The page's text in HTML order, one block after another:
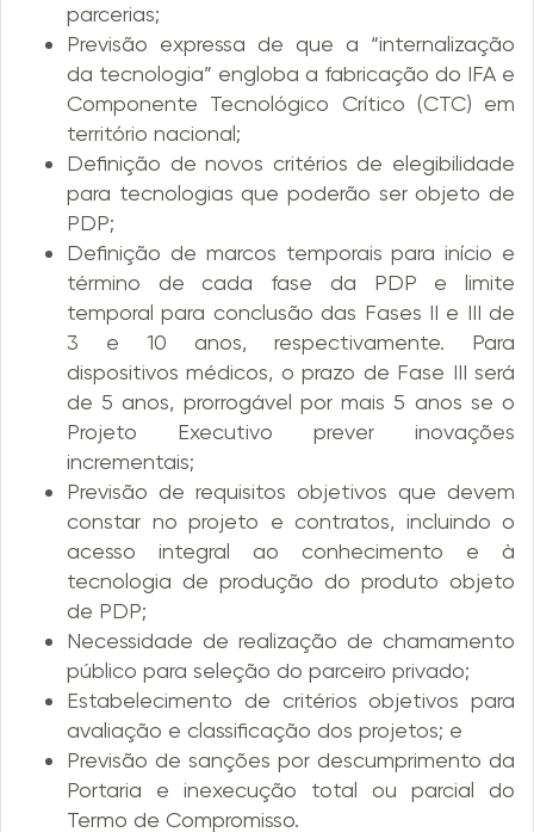
parcerias;
Previsão expressa de que a “internalização
da tecnologia” engloba a fabricação do IFA e
Componente Tecnológico Crítico (CTC) em
território nacional;
Definição de novos critérios de elegibilidade
para tecnologias que poderão ser objeto de
PDP;
Definição de marcos temporais para início e
término de cada fase da PDP e limite
temporal para conclusão das Fases II e III de
3 e 10 anos, respectivamente. Para
dispositivos médicos, o prazo de Fase III será
de 5 anos, prorrogável por mais 5 anos se o
Projeto Executivo prever inovações
incrementais;
Previsão de requisitos objetivos que devem
constar no projeto e contratos, incluindo o
acesso integral ao conhecimento e à
tecnologia de produção do produto objeto
de PDP;
Necessidade de realização de chamamento
público para seleção do parceiro privado;
Estabelecimento de critérios objetivos para
avaliação e classificação dos projetos; e
Previsão de sanções por descumprimento da
Portaria e inexecução total ou parcial do
Termo de Compromisso.